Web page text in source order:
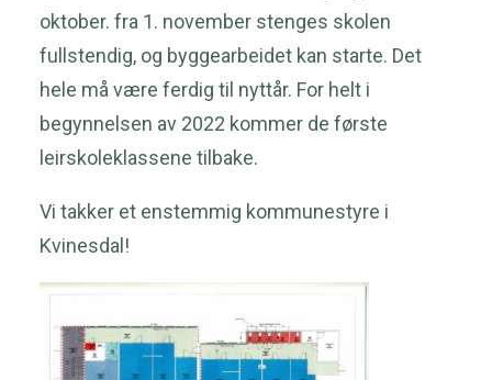
oktober. fra 1. november stenges skolen
fullstendig, og byggearbeidet kan starte. Det
hele må være ferdig til nyttår. For helt i
begynnelsen av 2022 kommer de første
leirskoleklassene tilbake.
Vi takker et enstemmig kommunestyre i
Kvinesdal!